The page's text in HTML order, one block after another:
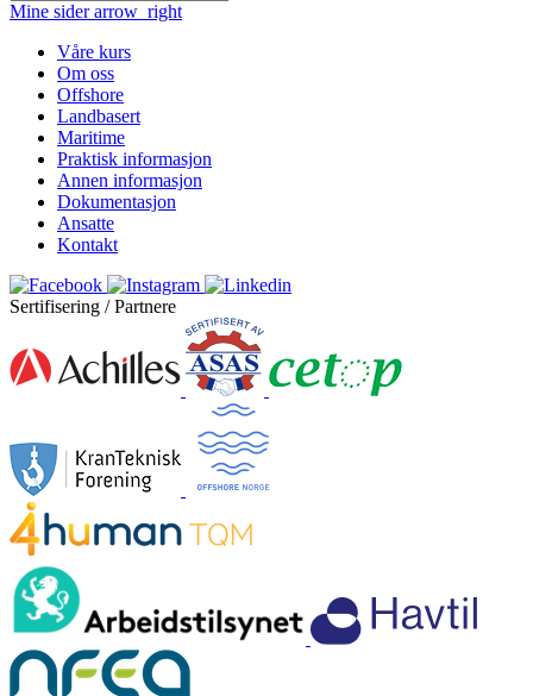
Mine sider arrow_right
Våre kurs
Om oss
Offshore
Landbasert
Maritime
Praktisk informasjon
Annen informasjon
Dokumentasjon
Ansatte
Kontakt
Sertifisering / Partnere